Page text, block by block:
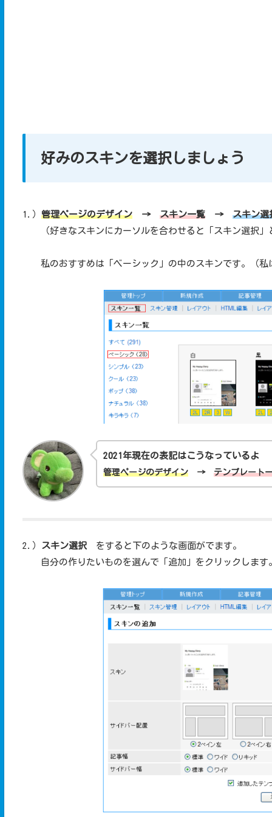
好みのスキンを選択しましょう
1.） 管理ページのデザイン→ スキン一覧→ スキン選
（好きなスキンにカーソルを合わせると「スキン選択」
私のおすすめは「ベーシック」の中のスキンです。（私
2021年現在の表記はこうなっているよ
管理ページのデザイン →テンプレート
2.） スキン選択をすると下のような画面がでます。
自分の作りたいものを選んで「追加」をクリックします